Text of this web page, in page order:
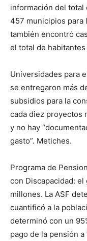
información del total
457 municipios para
también encontró
el total de habitantes
Universidades para
se entregaron más
subsidios para la
cada diez proyectos
y no hay
gasto”. Metiches.
Programa de
con Discapacidad:
millones. La ASF
cuantificó a la
determinó con un
pago de la pensión a